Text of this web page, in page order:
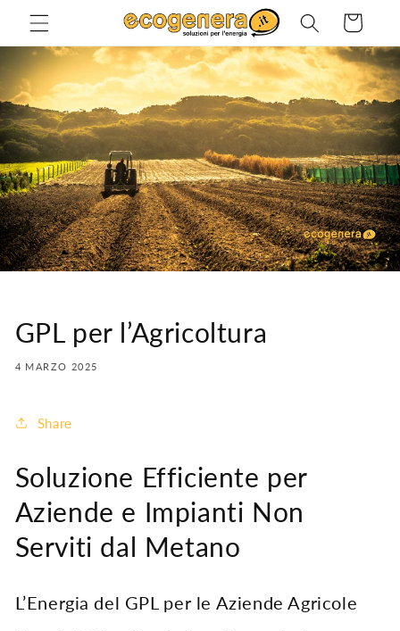
direttamente
Carrello
GPL per l’Agricoltura
4 MARZO 2025
Share
Soluzione Efficiente per
Aziende e Impianti Non
Serviti dal Metano
L’Energia del GPL per le Aziende Agricole